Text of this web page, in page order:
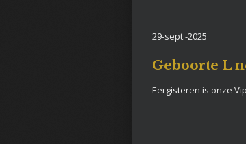
29-sept.-2025
Geboorte L
Eergisteren is onze